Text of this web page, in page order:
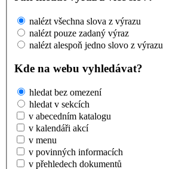
nalézt všechna slova z výrazu
nalézt pouze zadaný výraz
nalézt alespoň jedno slovo z výrazu
Kde na webu vyhledávat?
hledat bez omezení
hledat v sekcích
v abecedním katalogu
v kalendáři akcí
v menu
v povinných informacích
v přehledech dokumentů